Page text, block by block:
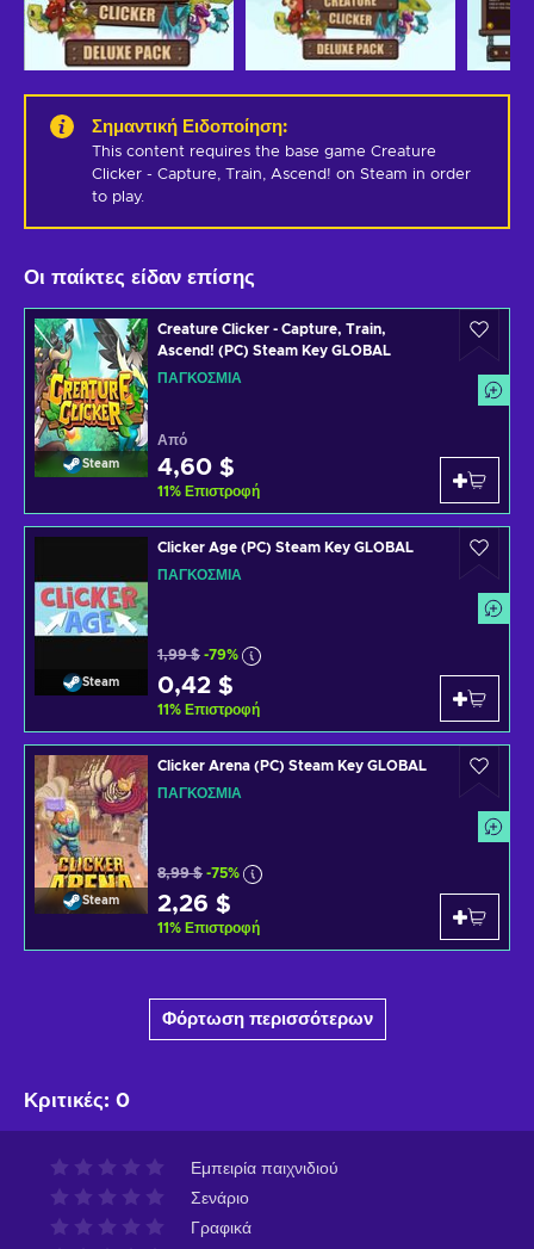
Σημαντική Ειδοποίηση:
This content requires the base game Creature
Clicker - Capture, Train, Ascend! on Steam in order
to play.
Οι παίκτες είδαν επίσης
Steam
Creature Clicker - Capture, Train,
Ascend! (PC) Steam Key GLOBAL
ΠΑΓΚΌΣΜΙΑ
Από
4,60 $
11% Επιστροφή
Steam
Clicker Age (PC) Steam Key GLOBAL
ΠΑΓΚΌΣΜΙΑ
1,99 $ -79%
0,42 $
11% Επιστροφή
Steam
Clicker Arena (PC) Steam Key GLOBAL
ΠΑΓΚΌΣΜΙΑ
8,99 $ -75%
2,26 $
11% Επιστροφή
Φόρτωση περισσότερων
Κριτικές: 0
Εμπειρία παιχνιδιού
Σενάριο
Γραφικά